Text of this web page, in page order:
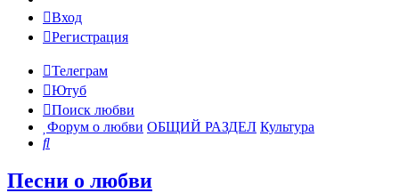
Вход
Регистрация
Телеграм
Ютуб
Поиск любви
Форум о любви ОБЩИЙ РАЗДЕЛ Культура
Поиск
Песни о любви